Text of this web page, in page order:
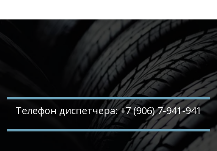
Телефон диспетчера: +7 (906) 7-941-941